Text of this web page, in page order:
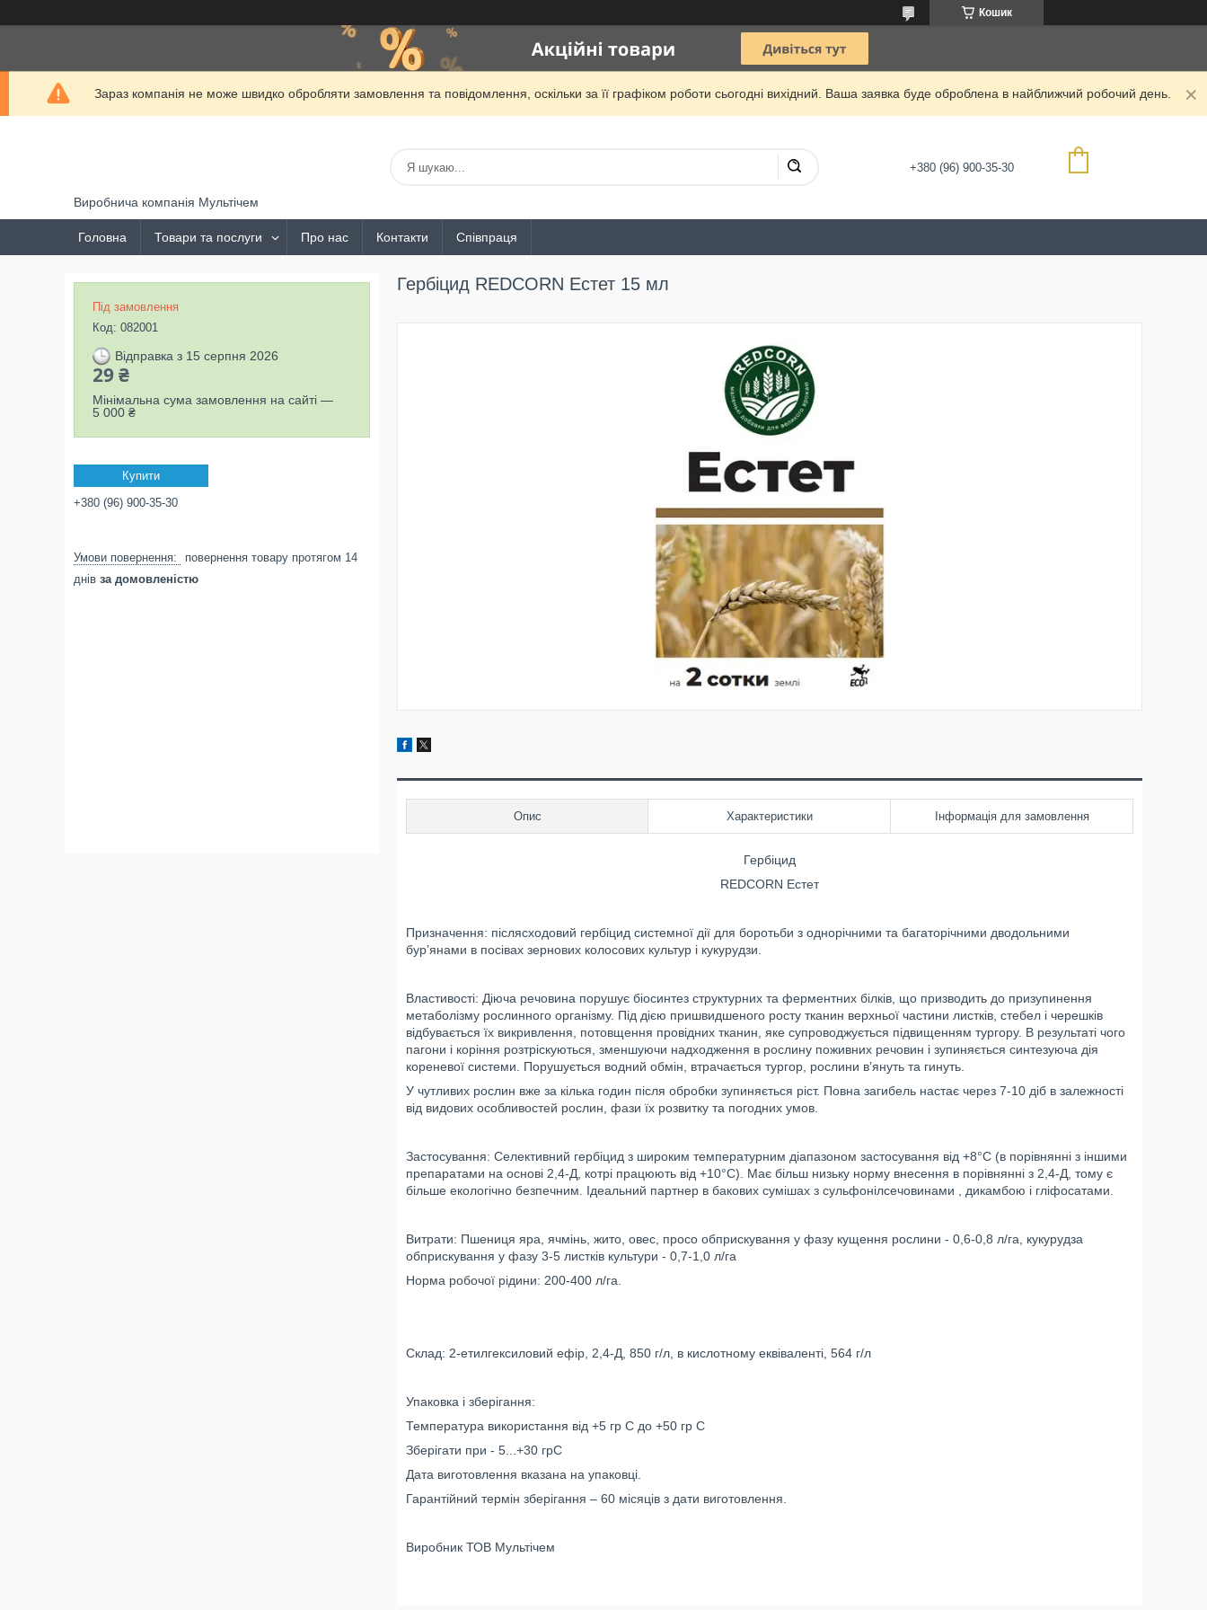
Кошик
Зараз компанія не може швидко обробляти замовлення та повідомлення, оскільки за її графіком роботи сьогодні вихідний. Ваша заявка буде оброблена в найближчий робочий день.
Виробнича компанія Мультічем
+380 (96) 900-35-30
Головна Товари та послуги Про нас Контакти Співпраця
Гербіцид REDCORN Естет 15 мл
Опис Характеристики Інформація для замовлення
Гербіцид
REDCORN Естет
Призначення: післясходовий гербіцид системної дії для боротьби з однорічними та багаторічними дводольними
бур’янами в посівах зернових колосових культур і кукурудзи.
Властивості: Діюча речовина порушує біосинтез структурних та ферментних білків, що призводить до призупинення
метаболізму рослинного організму. Під дією пришвидшеного росту тканин верхньої частини листків, стебел і черешків
відбувається їх викривлення, потовщення провідних тканин, яке супроводжується підвищенням тургору. В результаті чого
пагони і коріння розтріскуються, зменшуючи надходження в рослину поживних речовин і зупиняється синтезуюча дія
кореневої системи. Порушується водний обмін, втрачається тургор, рослини в’януть та гинуть.
У чутливих рослин вже за кілька годин після обробки зупиняється ріст. Повна загибель настає через 7-10 діб в залежності
від видових особливостей рослин, фази їх розвитку та погодних умов.
Застосування: Селективний гербіцид з широким температурним діапазоном застосування від +8°С (в порівнянні з іншими
препаратами на основі 2,4-Д, котрі працюють від +10°С). Має більш низьку норму внесення в порівнянні з 2,4-Д, тому є
більше екологічно безпечним. Ідеальний партнер в бакових сумішах з сульфонілсечовинами , дикамбою і гліфосатами.
Витрати: Пшениця яра, ячмінь, жито, овес, просо обприскування у фазу кущення рослини - 0,6-0,8 л/га, кукурудза
обприскування у фазу 3-5 листків культури - 0,7-1,0 л/га
Норма робочої рідини: 200-400 л/га.
Склад: 2-етилгексиловий ефір, 2,4-Д, 850 г/л, в кислотному еквіваленті, 564 г/л
Упаковка і зберігання:
Температура використання від +5 гр С до +50 гр С
Зберігати при - 5...+30 грС
Дата виготовлення вказана на упаковці.
Гарантійний термін зберігання – 60 місяців з дати виготовлення.
Виробник ТОВ Мультічем
Під замовлення
Код: 082001
Відправка з 15 серпня 2026
29 ₴
Мінімальна сума замовлення на сайті —
5 000 ₴
Купити
+380 (96) 900-35-30
повернення товару протягом 14
днів за домовленістю